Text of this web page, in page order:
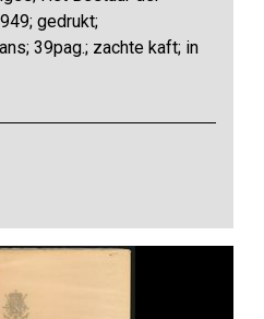
gedrukt;
39pag.; zachte kaft; in